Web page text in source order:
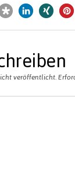
veröffentlicht.